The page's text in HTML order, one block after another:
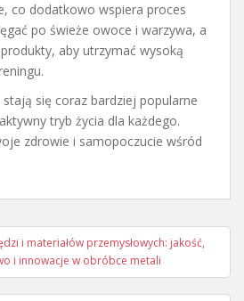
co dodatkowo wspiera proces
po świeże owoce i warzywa, a
aby utrzymać wysoką
stają się coraz bardziej popularne
tryb życia dla każdego.
zdrowie i samopoczucie wśród
i materiałów przemysłowych: jakość,
i innowacje w obróbce metali